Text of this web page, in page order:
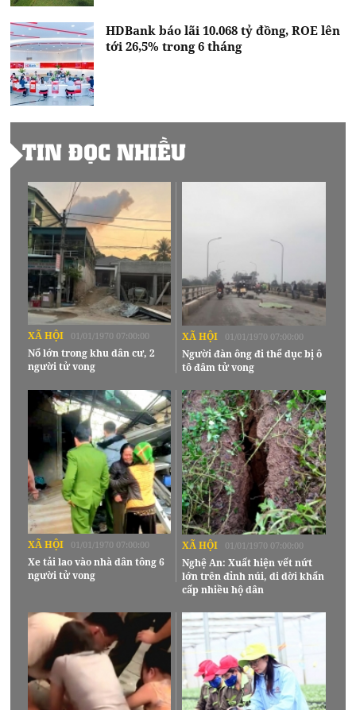
HDBank báo lãi 10.068 tỷ đồng, ROE lên
tới 26,5% trong 6 tháng
TIN ĐỌC NHIỀU
XÃ HỘI 01/01/1970 07:00:00
Nổ lớn trong khu dân cư, 2
người tử vong
XÃ HỘI 01/01/1970 07:00:00
Người đàn ông đi thể dục bị ô
tô đâm tử vong
XÃ HỘI 01/01/1970 07:00:00
Xe tải lao vào nhà dân tông 6
người tử vong
XÃ HỘI 01/01/1970 07:00:00
Nghệ An: Xuất hiện vết nứt
lớn trên đỉnh núi, di dời khẩn
cấp nhiều hộ dân